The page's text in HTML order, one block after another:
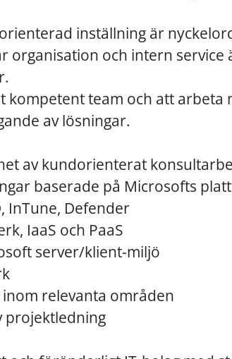
inställning är
organisation och intern service
kompetent team och att arbeta
av lösningar.
av kundorienterat
baserade på Microsofts
Defender
IaaS och PaaS
server/klient-miljö
relevanta områden
projektledning